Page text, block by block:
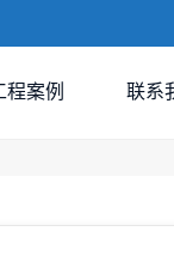
程案例 联系